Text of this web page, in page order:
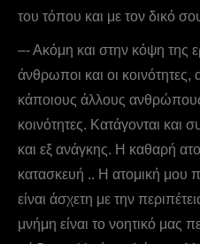
του τόπου και με τον δικό
–- Aκόμη και στην κόψη της
άνθρωποι και οι
κάποιους άλλους
κοινότητες. Κατάγονται και
και εξ ανάγκης. Η καθαρή
κατασκευή .. Η ατομική μου
είναι άσχετη με την
μνήμη είναι το νοητικό μας